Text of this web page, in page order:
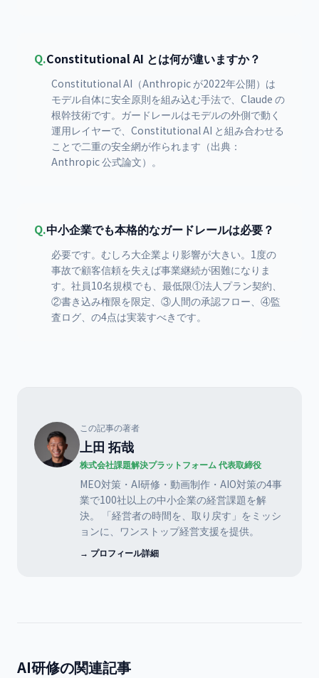
Q.Constitutional AI とは何が違いますか？
Constitutional AI（Anthropic が2022年公開）は
モデル自体に安全原則を組み込む手法で、Claude の
根幹技術です。ガードレールはモデルの外側で動く
運用レイヤーで、Constitutional AI と組み合わせる
ことで二重の安全網が作られます（出典：
Anthropic 公式論文）。
Q.中小企業でも本格的なガードレールは必要？
必要です。むしろ大企業より影響が大きい。1度の
事故で顧客信頼を失えば事業継続が困難になりま
す。社員10名規模でも、最低限①法人プラン契約、
②書き込み権限を限定、③人間の承認フロー、④監
査ログ、の4点は実装すべきです。
この記事の著者
上田 拓哉
株式会社課題解決プラットフォーム 代表取締役
MEO対策・AI研修・動画制作・AIO対策の4事
業で100社以上の中小企業の経営課題を解
決。 「経営者の時間を、取り戻す」をミッシ
ョンに、ワンストップ経営支援を提供。
→ プロフィール詳細
AI研修の関連記事